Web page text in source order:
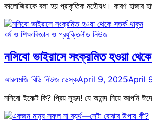
কালোজিরাকে বলা হয় প্রাকৃতিক মহৌষধ। কারণ হাজার
ধর্ম ও শিক্ষাবিজ্ঞান ও প্রযুক্তিলীড নিউজ
নসিবো ভাইরাসে সংক্রমিত হওয়া
আরএমজি বিডি নিউজ ডেস্কApril 9, 2025April
নসিবো ইফেক্ট কি? প্রিয় সুহৃদ! যে আনন্দ নিয়ে আপনি